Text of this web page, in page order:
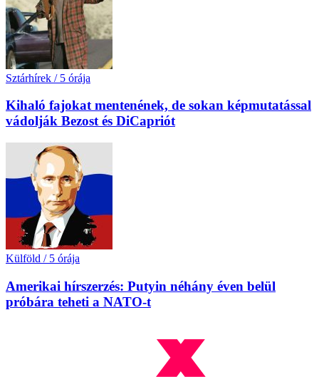
Sztárhírek / 5 órája
Kihaló fajokat mentenének, de sokan képmutatással
vádolják Bezost és DiCapriót
Külföld / 5 órája
Amerikai hírszerzés: Putyin néhány éven belül
próbára teheti a NATO-t